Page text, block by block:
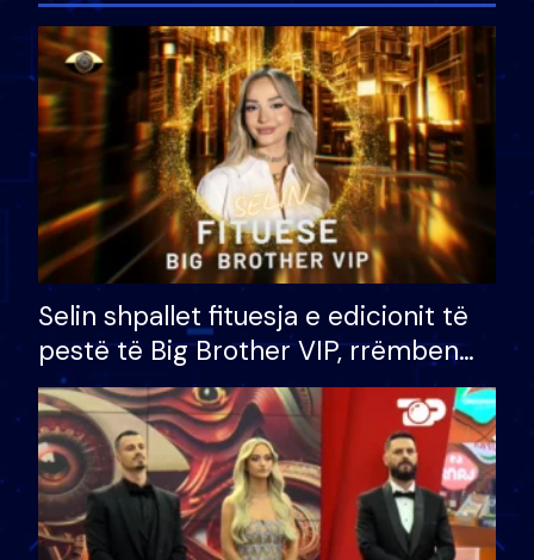
Selin shpallet fituesja e edicionit të
pestë të Big Brother VIP, rrëmben
çmimin e madh prej 100 mijë eurosh